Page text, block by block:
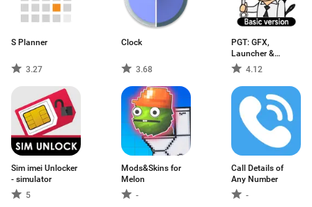
S Planner
3.27
Clock
3.68
PGT: GFX,
Launcher &
Optimizer
4.12
Sim imei Unlocker
- simulator
5
Mods&Skins for
Melon
-
Call Details of
Any Number
-